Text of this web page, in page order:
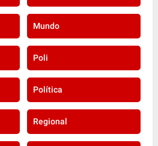
Mundo
Poli
Política
Regional